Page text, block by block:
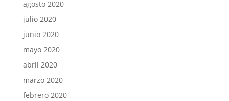
agosto 2020
julio 2020
junio 2020
mayo 2020
abril 2020
marzo 2020
febrero 2020